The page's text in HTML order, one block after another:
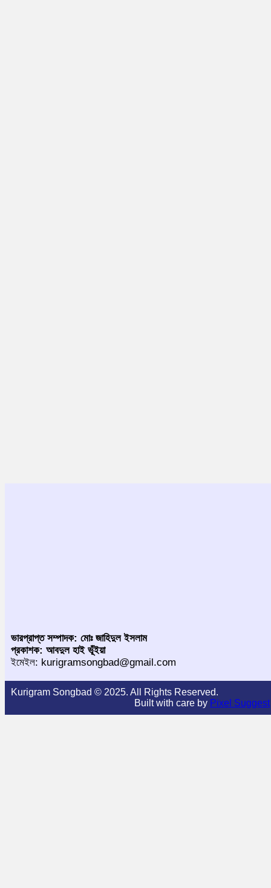
ভারপ্রাপ্ত সম্পাদক: মোঃ জাহিদুল ইসলাম
প্রকাশক: আবদুল হাই ভূঁইয়া
ইমেইল: kurigramsongbad@gmail.com
Kurigram Songbad © 2025. All Rights Reserved.
Built with care by Pixel Suggest